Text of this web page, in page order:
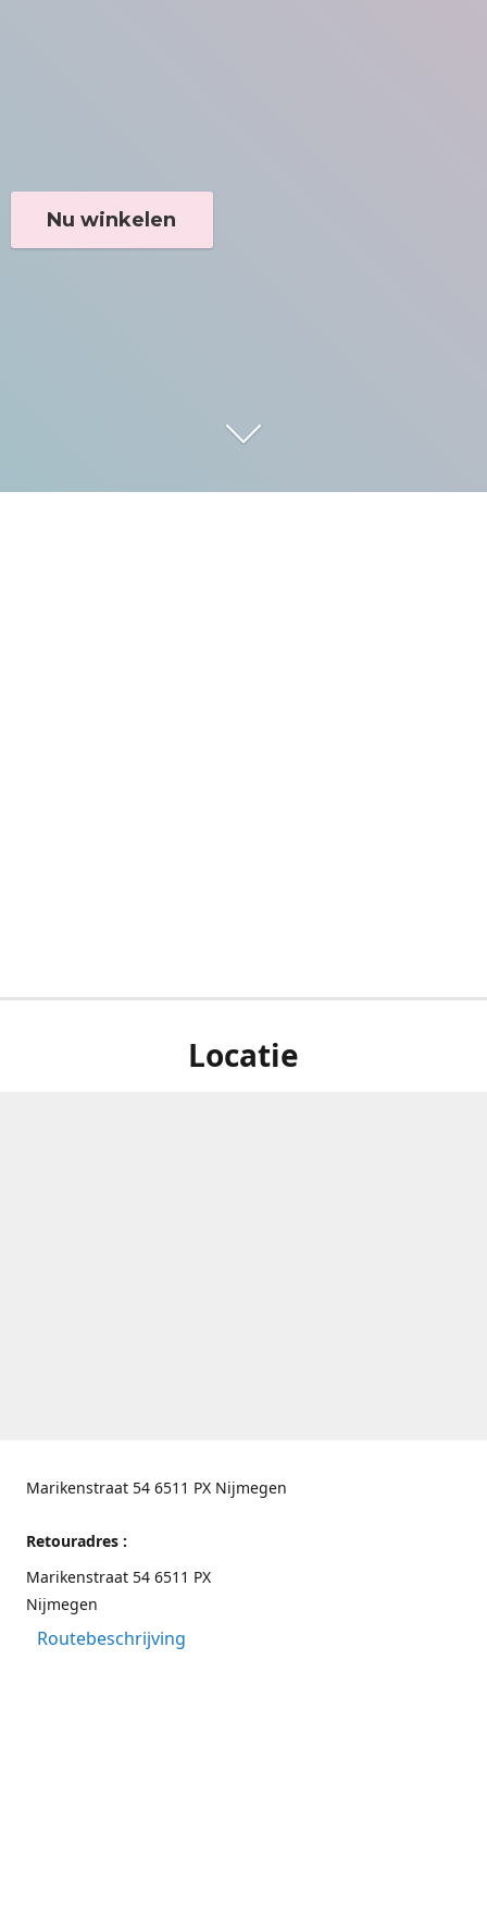
Nu winkelen
Locatie
Marikenstraat 54 6511 PX Nijmegen
Retouradres :
Marikenstraat 54 6511 PX
Nijmegen
Routebeschrijving